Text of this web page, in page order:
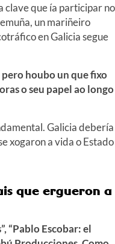
clave que ía participar no
un mariñeiro
en Galicia segue
houbo un que fixo
o seu papel ao longo
Galicia debería
xogaron a vida o Estado
que ergueron a
“Pablo Escobar: el